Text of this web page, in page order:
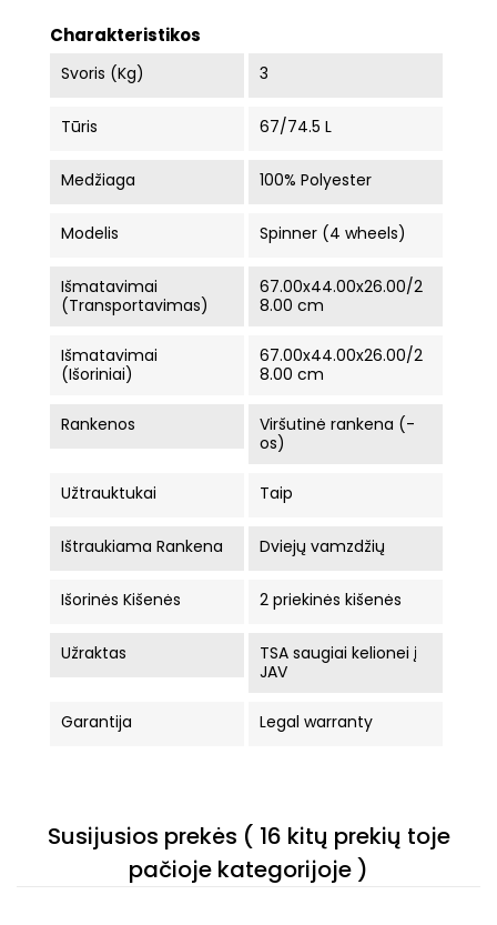
Charakteristikos
Svoris (kg) 3
Tūris 67/74.5 L
Medžiaga 100% Polyester
Modelis Spinner (4 wheels)
Išmatavimai
(Transportavimas)
67.00x44.00x26.00/2
8.00 cm
Išmatavimai
(Išoriniai)
67.00x44.00x26.00/2
8.00 cm
Rankenos
Viršutinė rankena (-
os)
Užtrauktukai Taip
Ištraukiama Rankena Dviejų vamzdžių
Išorinės Kišenės 2 priekinės kišenės
Užraktas
TSA saugiai kelionei į
JAV
Garantija Legal warranty
Susijusios prekės ( 16 kitų prekių toje
pačioje kategorijoje )